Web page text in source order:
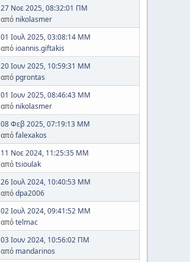
27 Νοε 2025, 08:32:01 ΠΜ
από nikolasmer
01 Ιουλ 2025, 03:08:14 ΜΜ
από ioannis.giftakis
20 Ιουν 2025, 10:59:31 ΜΜ
από pgrontas
01 Ιουν 2025, 08:46:43 ΜΜ
από nikolasmer
08 Φεβ 2025, 07:19:13 ΜΜ
απόfalexakos
11 Νοε 2024, 11:25:35 ΜΜ
απόtsioulak
26 Ιουλ 2024, 10:40:53 ΜΜ
απόdpa2006
02 Ιουλ 2024, 09:41:52 ΜΜ
απόtelmac
03 Ιουν 2024, 10:56:02 ΠΜ
από mandarinos